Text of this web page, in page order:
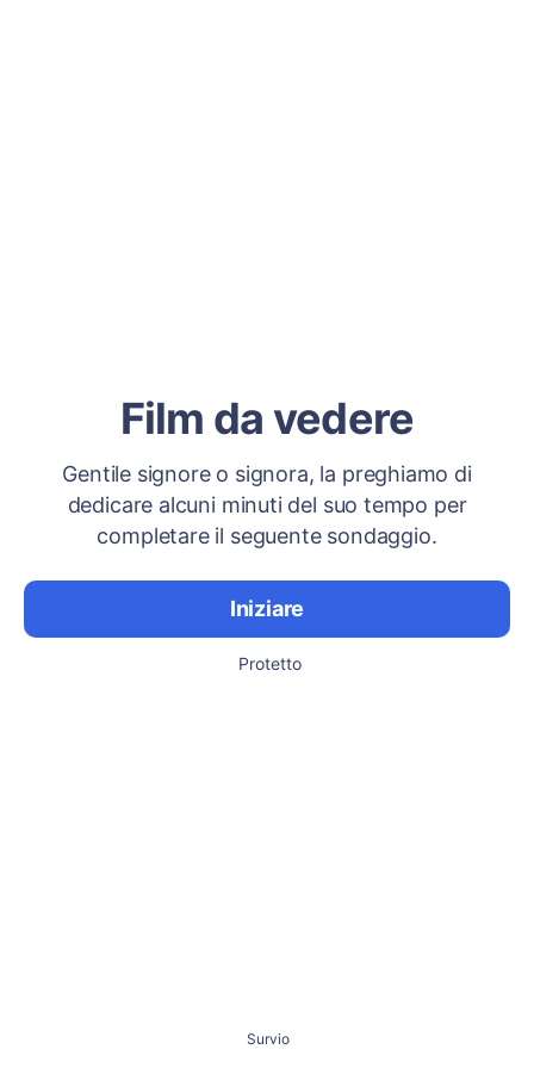
Film da vedere
Gentile signore o signora, la preghiamo di
dedicare alcuni minuti del suo tempo per
completare il seguente sondaggio.
Iniziare
Protetto
Survio